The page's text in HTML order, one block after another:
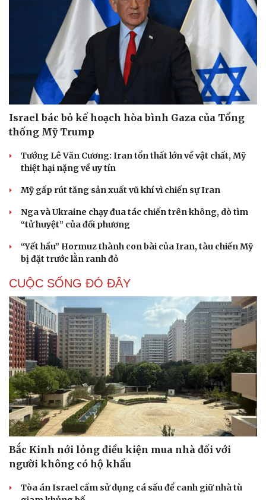
Du lịch
Tư vấn
Săn Tour
check-in
Podcast
Cửa sổ tình yêu
Israel bác bỏ kế hoạch hòa bình Gaza của Tổng
thống Mỹ Trump
Tướng Lê Văn Cương: Iran tổn thất lớn về vật chất, Mỹ
thiệt hại nặng về uy tín
Mỹ gấp rút tăng sản xuất vũ khí vì chiến sự Iran
Nga và Ukraine chạy đua tác chiến trên không, dò tìm
“tử huyệt” của đối phương
“Yết hầu” Hormuz thành con bài của Iran, tàu chiến Mỹ
bị đặt trước lằn ranh đỏ
CUỘC SỐNG ĐÓ ĐÂY
Bắc Kinh nới lỏng điều kiện mua nhà đối với
người không có hộ khẩu
Tòa án Israel cấm sử dụng cá sấu để canh giữ nhà tù